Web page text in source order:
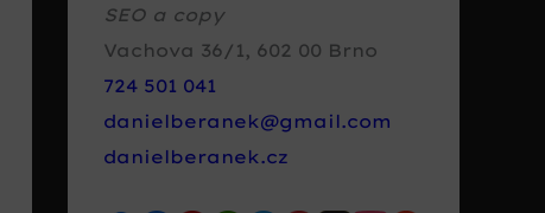
SEO a copy
Vachova 36/1, 602 00 Brno
724 501 041
danielberanek@gmail.com
danielberanek.cz